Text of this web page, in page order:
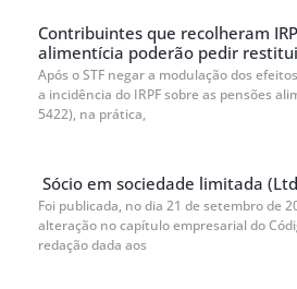
Contribuintes que recolheram
alimentícia poderão pedir
Após o STF negar a modulação dos
a incidência do IRPF sobre as pensões
5422), na prática,
Sócio em sociedade limitada
Foi publicada, no dia 21 de setembro de
alteração no capítulo empresarial do
redação dada aos